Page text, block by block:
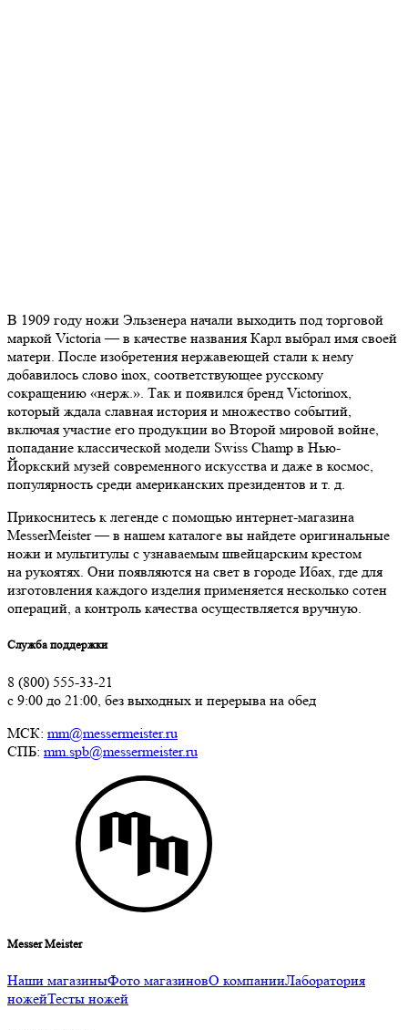
В 1909 году ножи Эльзенера начали выходить под торговой
маркой Victoria — в качестве названия Карл выбрал имя своей
матери. После изобретения нержавеющей стали к нему
добавилось слово inox, соответствующее русскому
сокращению «нерж.». Так и появился бренд Victorinox,
который ждала славная история и множество событий,
включая участие его продукции во Второй мировой войне,
попадание классической модели Swiss Champ в Нью-
Йоркский музей современного искусства и даже в космос,
популярность среди американских президентов и т. д.
Прикоснитесь к легенде с помощью интернет-магазина
MesserMeister — в нашем каталоге вы найдете оригинальные
ножи и мультитулы с узнаваемым швейцарским крестом
на рукоятях. Они появляются на свет в городе Ибах, где для
изготовления каждого изделия применяется несколько сотен
операций, а контроль качества осуществляется вручную.
Служба поддержки
8 (800) 555-33-21
с 9:00 до 21:00, без выходных и перерыва на обед
МСК: mm@messermeister.ru
СПБ: mm.spb@messermeister.ru
Messer Meister
Наши магазиныФото магазиновО компанииЛаборатория
ножейТесты ножей